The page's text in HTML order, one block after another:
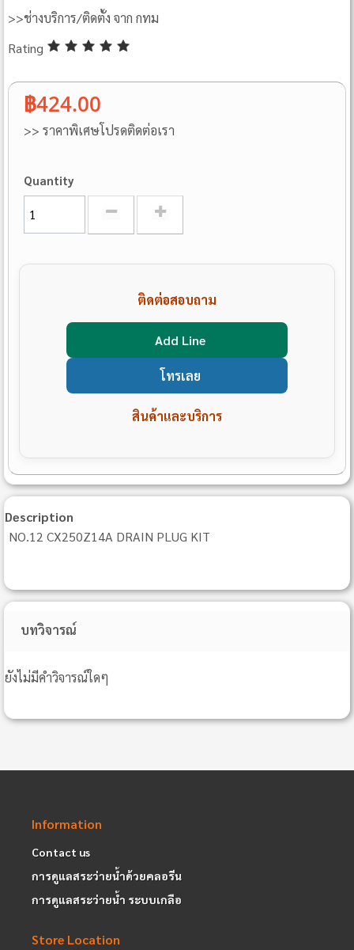
>>ช่างบริการ/ติดตั้ง จาก กทม
Rating
฿424.00
>> ราคาพิเศษโปรดติดต่อเรา
Quantity
ติดต่อสอบถาม
Add Line
โทรเลย
สินค้าและบริการ
Description
NO.12 CX250Z14A DRAIN PLUG KIT
บทวิจารณ์
ยังไม่มีคำวิจารณ์ใดๆ
Information
Contact us
การดูแลสระว่ายน้ำด้วยคลอรีน
การดูแลสระว่ายน้ำ ระบบเกลือ
Store Location